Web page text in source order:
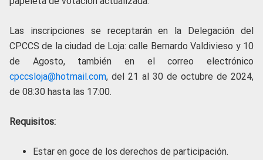
Las inscripciones se receptarán en la Delegación del
CPCCS de la ciudad de Loja: calle Bernardo Valdivieso y 10
de Agosto, también en el correo electrónico
cpccsloja@hotmail.com, del 21 al 30 de octubre de 2024,
de 08:30 hasta las 17:00.
Requisitos:
Estar en goce de los derechos de participación.